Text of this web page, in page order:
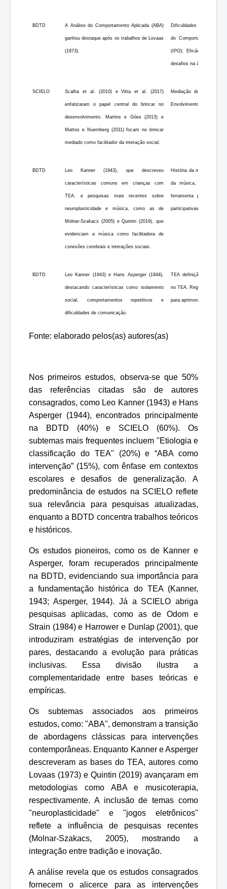
BDTD A Análise do Comportamento Aplicada (ABA)
ganhou destaque após os trabalhos de Lovaas
(1973).
Dificuldades no
do Comportamento
(IPO); Eficácia da ABA
desafios na área de
SCIELO Scalha et al. (2010) e Vitta et al. (2017)
enfatizaram o papel central do brincar no
desenvolvimento. Martins e Góes (2013) e
Mattos e Nuernberg (2011) focam no brincar
mediado como facilitador da interação social.
Mediação do adulto;
Envolvimento de família,
BDTD Leo Kanner (1943), que descreveu
características comuns em crianças com
TEA, e pesquisas mais recentes sobre
neuroplasticidade e música, como as de
Molnar-Szakacs (2005) e Quintin (2019), que
evidenciam a música como facilitadora de
conexões cerebrais e interações sociais.
História da música, sua
da música, métodos
ferramenta
participativas para
BDTD Leo Kanner (1943) e Hans Asperger (1944),
destacando características como isolamento
social, comportamentos repetitivos e
dificuldades de comunicação.
TEA definição,
no TEA. Regulação
para aprimorar
Fonte: elaborado pelos(as) autores(as)
Nos primeiros estudos, observa-se que 50%
das referências citadas são de autores
consagrados, como Leo Kanner (1943) e Hans
Asperger (1944), encontrados principalmente
na BDTD (40%) e SCIELO (60%). Os
subtemas mais frequentes incluem "Etiologia e
classificação do TEA" (20%) e “ABA como
intervenção” (15%), com ênfase em contextos
escolares e desafios de generalização. A
predominância de estudos na SCIELO reflete
sua relevância para pesquisas atualizadas,
enquanto a BDTD concentra trabalhos teóricos
e históricos.
Os estudos pioneiros, como os de Kanner e
Asperger, foram recuperados principalmente
na BDTD, evidenciando sua importância para
a fundamentação histórica do TEA (Kanner,
1943; Asperger, 1944). Já a SCIELO abriga
pesquisas aplicadas, como as de Odom e
Strain (1984) e Harrower e Dunlap (2001), que
introduziram estratégias de intervenção por
pares, destacando a evolução para práticas
inclusivas. Essa divisão ilustra a
complementaridade entre bases teóricas e
empíricas.
Os subtemas associados aos primeiros
estudos, como: "ABA", demonstram a transição
de abordagens clássicas para intervenções
contemporâneas. Enquanto Kanner e Asperger
descreveram as bases do TEA, autores como
Lovaas (1973) e Quintin (2019) avançaram em
metodologias como ABA e musicoterapia,
respectivamente. A inclusão de temas como
"neuroplasticidade" e "jogos eletrônicos"
reflete a influência de pesquisas recentes
(Molnar-Szakacs, 2005), mostrando a
integração entre tradição e inovação.
A análise revela que os estudos consagrados
fornecem o alicerce para as intervenções